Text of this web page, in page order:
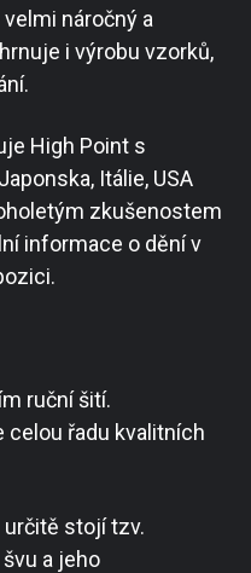
náročný a
i výrobu vzorků,
High Point s
Itálie, USA
zkušenostem
informace o dění v
ruční šití.
celou řadu kvalitních
určitě stojí tzv.
a jeho